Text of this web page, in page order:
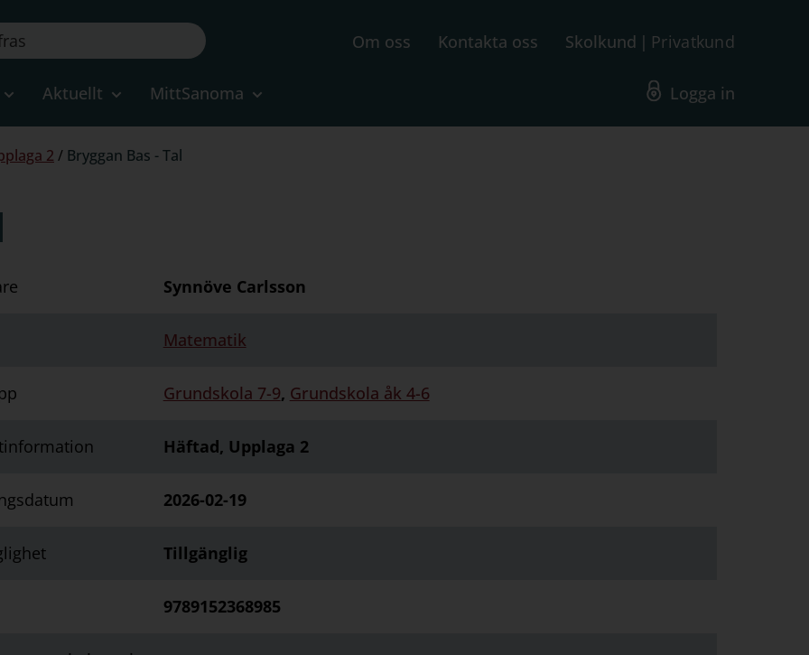
Om oss Kontakta oss Skolkund Privatkund
Aktuellt MittSanoma Logga in
2 / Bryggan Bas - Tal
Synnöve Carlsson
Matematik
Grundskola 7-9, Grundskola åk 4-6
Häftad, Upplaga 2
2026-02-19
Tillgänglig
9789152368985